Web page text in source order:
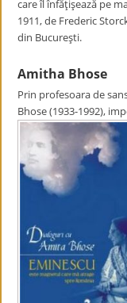
care îl înfăţişează pe
1911, de Frederic
din Bucureşti.
Amitha Bhose
Prin profesoara de
Bhose (1933-1992),